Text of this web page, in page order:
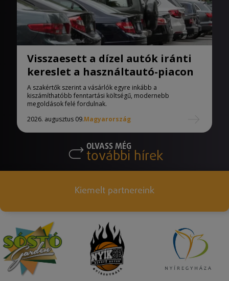
Visszaesett a dízel autók iránti
kereslet a használtautó-piacon
A szakértők szerint a vásárlók egyre inkább a
kiszámíthatóbb fenntartási költségű, modernebb
megoldások felé fordulnak.
2026. augusztus 09.Magyarország
OLVASS MÉG
további hírek
Kiemelt partnereink